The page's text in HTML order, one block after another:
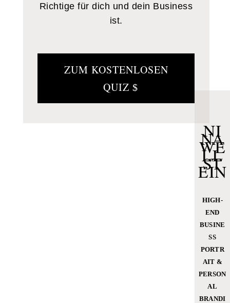
Richtige für dich und dein Business
ist.
ZUM KOSTENLOSEN
QUIZ
NI
NA
WE
LL
ST
EIN
HIGH-
END
BUSINE
SS
PORTR
AIT &
PERSON
AL
BRANDI